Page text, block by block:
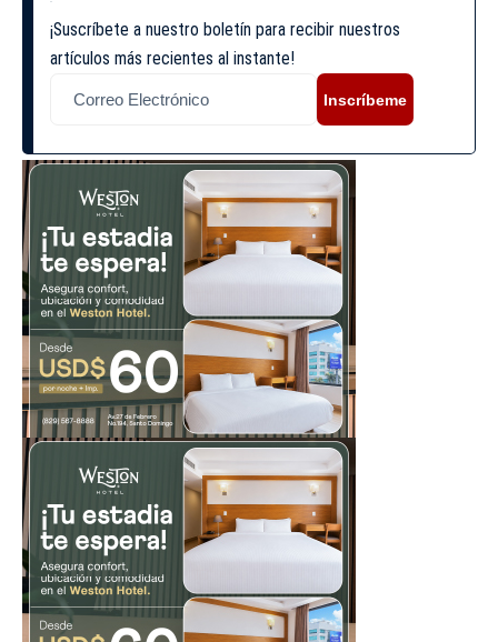
¡Suscríbete a nuestro boletín para recibir nuestros
artículos más recientes al instante!
Inscríbeme